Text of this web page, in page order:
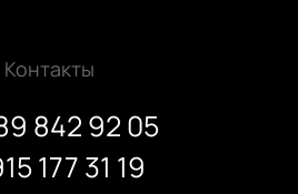
Контакты
842 92 05
177 31 19